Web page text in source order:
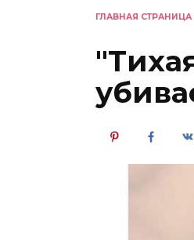
ГЛАВНАЯ СТРАНИЦА